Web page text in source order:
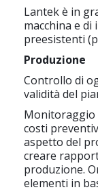
Lantek è in
macchina e
preesistenti
Produzione
Controllo di
validità del
Monitoraggio
costi
aspetto del
creare
produzione.
elementi in